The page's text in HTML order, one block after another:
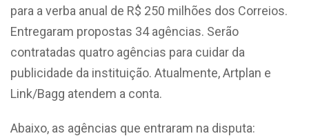
para a verba anual de R$ 250 milhões dos Correios.
Entregaram propostas 34 agências. Serão
contratadas quatro agências para cuidar da
publicidade da instituição. Atualmente, Artplan e
Link/Bagg atendem a conta.
Abaixo, as agências que entraram na disputa: